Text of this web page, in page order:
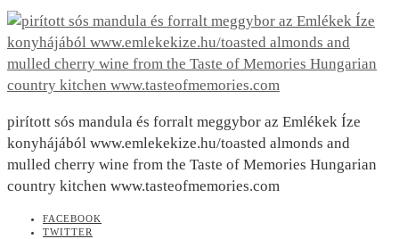
pirított sós mandula és forralt meggybor az Emlékek Íze
konyhájából www.emlekekize.hu/toasted almonds and
mulled cherry wine from the Taste of Memories Hungarian
country kitchen www.tasteofmemories.com
FACEBOOK
TWITTER